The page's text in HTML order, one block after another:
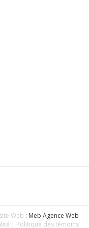
Web : Meb Agence Web
| Politique des témoins